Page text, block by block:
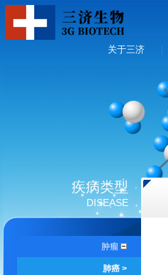
关于三济
疾病类型
DISEASE
肿瘤
肺癌 >